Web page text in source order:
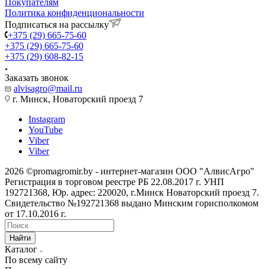
Политика конфиденциональности
Подписаться на рассылку
+375 (29) 665-75-60
+375 (29) 665-75-60
+375 (29) 608-82-15
Заказать звонок
alvisagro@mail.ru
г. Минск, Новаторский проезд 7
Instagram
YouTube
Viber
Viber
2026 ©promagromir.by - интернет-магазин ООО "АлвисАгро"
Регистрация в торговом реестре РБ 22.08.2017 г. УНП
192721368, Юр. адрес: 220020, г.Минск Новаторский проезд 7.
Свидетельство №192721368 выдано Минским горисполкомом
от 17.10.2016 г.
Найти
Каталог
По всему сайту